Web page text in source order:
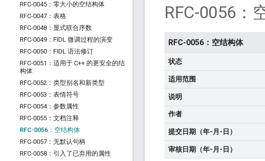
RFC-0045：零大小的空结构体
RFC-0047：表格
RFC-0048：显式联合序数
RFC-0049：FIDL 微调过程的演变
RFC-0050：FIDL 语法修订
RFC-0051：适用于 C++ 的更安全的结
构体
RFC-0052：类型别名和新类型
RFC-0053：表情符号
RFC-0054：参数属性
RFC-0055：文档注释
RFC-0056：空结构体
RFC-0057：无默认句柄
RFC-0058：引入了已弃用的属性
RFC-0056：
RFC-0056：空结构体
状态
适用范围
说明
作者
提交日期（年-月-日）
审核日期（年-月-日）